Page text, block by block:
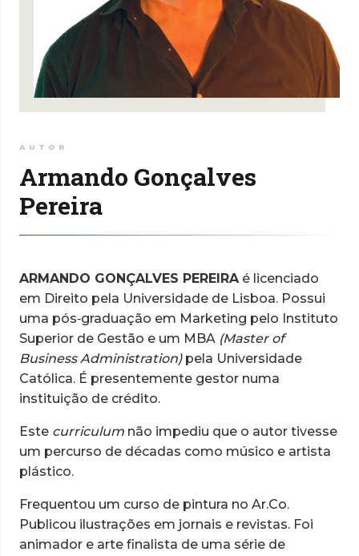
AUTOR
Armando Gonçalves
Pereira
ARMANDO GONÇALVES PEREIRAé licenciado
em Direito pela Universidade de Lisboa. Possui
uma pós‑graduação em Marketing pelo Instituto
Superior de Gestão e um MBA (Master of
Business Administration)pela Universidade
Católica. É presentemente gestor numa
instituição de crédito.
Este curriculum não impediu que o autor tivesse
um percurso de décadas como músico e artista
plástico.
Frequentou um curso de pintura no Ar.Co.
Publicou ilustrações em jornais e revistas. Foi
animador e arte finalista de uma série de